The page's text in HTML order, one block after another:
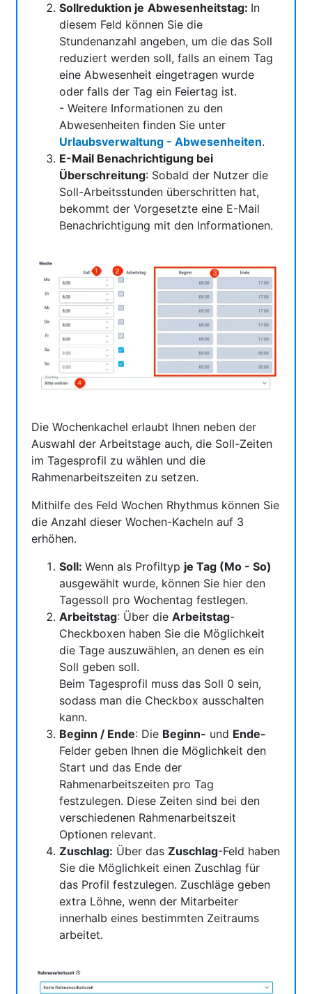
Sollreduktion je Abwesenheitstag: In
diesem Feld können Sie die
Stundenanzahl angeben, um die das Soll
reduziert werden soll, falls an einem Tag
eine Abwesenheit eingetragen wurde
oder falls der Tag ein Feiertag ist.
- Weitere Informationen zu den
Abwesenheiten finden Sie unter
Urlaubsverwaltung - Abwesenheiten.
E-Mail Benachrichtigung bei
Überschreitung: Sobald der Nutzer die
Soll-Arbeitsstunden überschritten hat,
bekommt der Vorgesetzte eine E-Mail
Benachrichtigung mit den Informationen.
Die Wochenkachel erlaubt Ihnen neben der
Auswahl der Arbeitstage auch, die Soll-Zeiten
im Tagesprofil zu wählen und die
Rahmenarbeitszeiten zu setzen.
Mithilfe des Feld Wochen Rhythmus können Sie
die Anzahl dieser Wochen-Kacheln auf 3
erhöhen.
Soll: Wenn als Profiltyp je Tag (Mo - So)
ausgewählt wurde, können Sie hier den
Tagessoll pro Wochentag festlegen.
Arbeitstag: Über die Arbeitstag-
Checkboxen haben Sie die Möglichkeit
die Tage auszuwählen, an denen es ein
Soll geben soll.
Beim Tagesprofil muss das Soll 0 sein,
sodass man die Checkbox ausschalten
kann.
Beginn / Ende: Die Beginn- und Ende-
Felder geben Ihnen die Möglichkeit den
Start und das Ende der
Rahmenarbeitszeiten pro Tag
festzulegen. Diese Zeiten sind bei den
verschiedenen Rahmenarbeitszeit
Optionen relevant.
Zuschlag: Über das Zuschlag-Feld haben
Sie die Möglichkeit einen Zuschlag für
das Profil festzulegen. Zuschläge geben
extra Löhne, wenn der Mitarbeiter
innerhalb eines bestimmten Zeitraums
arbeitet.